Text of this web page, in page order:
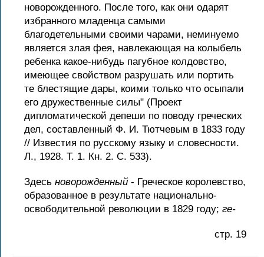
новорожденного. После того, как они одарят
избранного младенца самыми
благодетельными своими чарами, неминуемо
является злая фея, навлекающая на колыбель
ребенка какое-нибудь пагубное колдовство,
имеющее свойством разрушать или портить
те блестящие дары, коими только что осыпали
его дружественные силы" (Проект
дипломатической депеши по поводу греческих
дел, составленный Ф. И. Тютчевым в 1833 году
// Известия по русскому языку и словесности.
Л., 1928. Т. 1. Кн. 2. С. 533).
Здесь новорожденный - Греческое королевство,
образованное в результате национально-
освободительной революции в 1829 году; ге-
стр. 19